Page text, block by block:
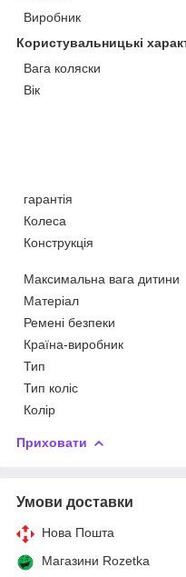
Виробник
Користувальницькі
Вага коляски
Вік
гарантія
Колеса
Конструкція
Максимальна вага дитини
Матеріал
Ремені безпеки
Країна-виробник
Тип
Тип коліс
Колір
Приховати
Умови доставки
Нова Пошта
Магазини Rozetka